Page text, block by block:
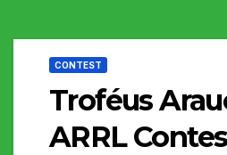
CONTEST
Troféus
ARRL